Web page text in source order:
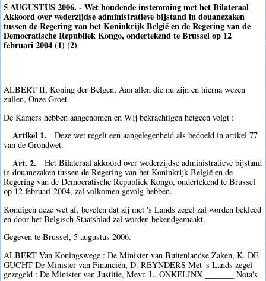
5 AUGUSTUS 2006. - Wet houdende instemming met het Bilateraal
Akkoord over wederzijdse administratieve bijstand in douanezaken
tussen de Regering van het Koninkrijk België en de Regering van de
Democratische Republiek Kongo, ondertekend te Brussel op 12
februari 2004 (1) (2)
ALBERT II, Koning der Belgen, Aan allen die nu zijn en hierna wezen
zullen, Onze Groet.
De Kamers hebben aangenomen en Wij bekrachtigen hetgeen volgt :
Artikel 1.
Deze wet regelt een aangelegenheid als bedoeld in artikel 77
van de Grondwet.
Art. 2.
Het Bilateraal akkoord over wederzijdse administratieve bijstand
in douanezaken tussen de Regering van het Koninkrijk België en de
Regering van de Democratische Republiek Kongo, ondertekend te Brussel
op 12 februari 2004, zal volkomen gevolg hebben.
Kondigen deze wet af, bevelen dat zij met 's Lands zegel zal worden bekleed
en door het Belgisch Staatsblad zal worden bekendgemaakt.
Gegeven te Brussel, 5 augustus 2006.
ALBERT Van Koningswege : De Minister van Buitenlandse Zaken, K. DE
GUCHT De Minister van Financiën, D. REYNDERS Met 's Lands zegel
gezegeld : De Minister van Justitie, Mevr. L. ONKELINX _______ Nota's